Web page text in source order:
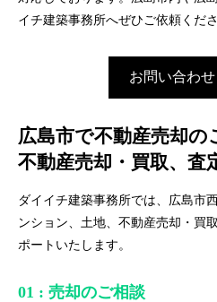
イチ建築事務所へぜひご依頼くださ
お問い合わ
広島市で不動産売却の
不動産売却・買取、査
ダイイチ建築事務所では、広島市
ンション、土地、不動産売却・買
ポートいたします。
01 : 売却のご相談